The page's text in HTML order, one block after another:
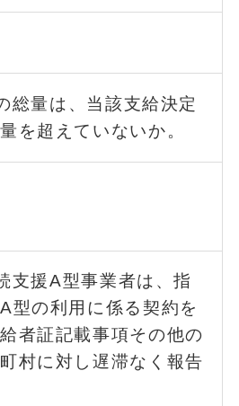
総量は、当該支給決定
を超えていないか。
支援A型事業者は、指
型の利用に係る契約を
者証記載事項その他の
村に対し遅滞なく報告